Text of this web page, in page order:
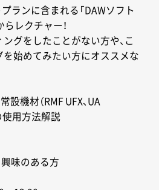
ランに含まれる「DAWソフト
レクチャー！
グをしたことがない方や、こ
始めてみたい方にオススメな
設機材（RMF UFX、UA
使用方法解説
味のある方